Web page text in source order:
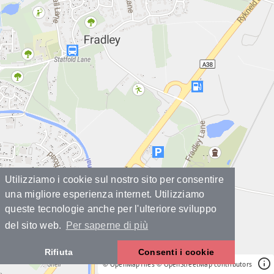
Utilizziamo i cookie sul nostro sito per consentire
una migliore esperienza internet. Utilizziamo
queste tecnologie anche per l'ulteriore sviluppo
del sito web.
Per saperne di più
Rifiuta Consenti i cookie
© OpenMapTiles © OpenStreetMap contributors